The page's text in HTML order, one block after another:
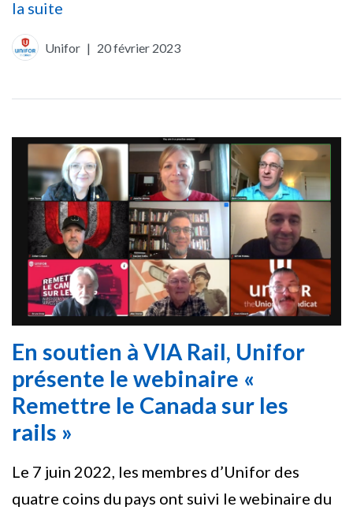
la suite
Unifor | 20 février 2023
En soutien à VIA Rail, Unifor
présente le webinaire «
Remettre le Canada sur les
rails »
Le 7 juin 2022, les membres d’Unifor des
quatre coins du pays ont suivi le webinaire du